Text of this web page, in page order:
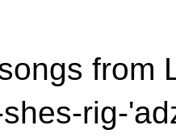
from
rig-